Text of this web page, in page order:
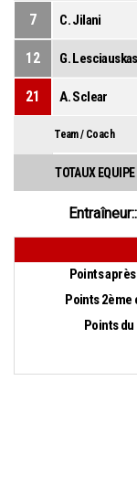
7 C. Jilani
12 G. Lesciauskas
21 A. Sclear
Team / Coach
TOTAUX EQUIPE
Entraîneur::
Points du